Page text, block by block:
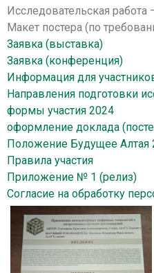
Исследовательская
Макет постера (по
Заявка (выставка)
Заявка (конференция)
Информация для
Направления подготовки
формы участия 2024
оформление доклада
Положение Будущее Алтая
Правила участия
Приложение № 1 (релиз)
Согласие на обработку